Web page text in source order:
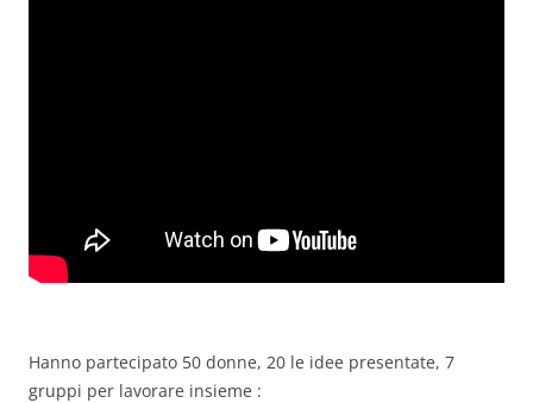
Hanno partecipato 50 donne, 20 le idee presentate, 7
gruppi per lavorare insieme :